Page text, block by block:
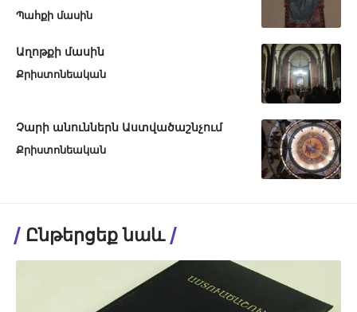
Պահքի մասին
Աղոթքի մասին
Քրիստոնեական
Չարի անուններն Աստվածաշնչում
Քրիստոնեական
Ընթերցեք նաև